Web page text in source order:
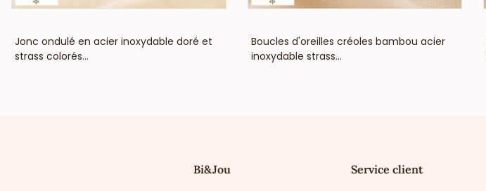
Jonc ondulé en acier inoxydable doré et
strass colorés...
Boucles d'oreilles créoles bambou acier
inoxydable strass...
Bi&Jou Service client